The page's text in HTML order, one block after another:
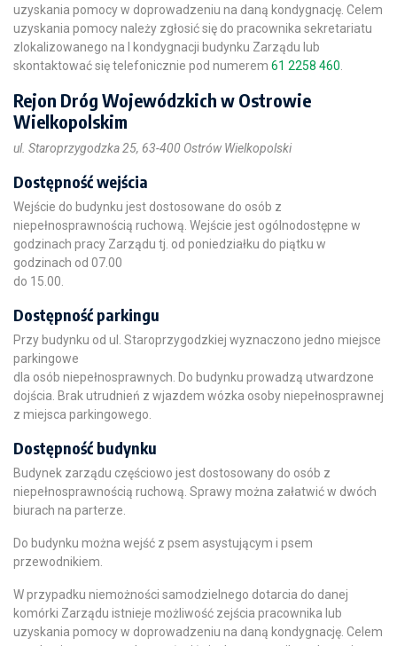
uzyskania pomocy w doprowadzeniu na daną kondygnację. Celem
uzyskania pomocy należy zgłosić się do pracownika sekretariatu
zlokalizowanego na I kondygnacji budynku Zarządu lub
skontaktować się telefonicznie pod numerem 61 2258 460
Rejon Dróg Wojewódzkich w Ostrowie
Wielkopolskim
ul. Staroprzygodzka 25, 63-400 Ostrów Wielkopolski
Dostępność wejścia
Wejście do budynku jest dostosowane do osób z
niepełnosprawnością ruchową. Wejście jest ogólnodostępne w
godzinach pracy Zarządu tj. od poniedziałku do piątku w
godzinach od 07.00
do 15.00.
Dostępność parkingu
Przy budynku od ul. Staroprzygodzkiej wyznaczono jedno miejsce
parkingowe
dla osób niepełnosprawnych. Do budynku prowadzą utwardzone
dojścia. Brak utrudnień z wjazdem wózka osoby niepełnosprawnej
z miejsca parkingowego.
Dostępność budynku
Budynek zarządu częściowo jest dostosowany do osób z
niepełnosprawnością ruchową. Sprawy można załatwić w dwóch
biurach na parterze.
Do budynku można wejść z psem asystującym i psem
przewodnikiem.
W przypadku niemożności samodzielnego dotarcia do danej
komórki Zarządu istnieje możliwość zejścia pracownika lub
uzyskania pomocy w doprowadzeniu na daną kondygnację. Celem